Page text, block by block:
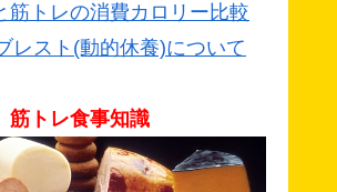
筋トレの消費カロリー比較
レスト(動的休養)について
筋トレ食事知識